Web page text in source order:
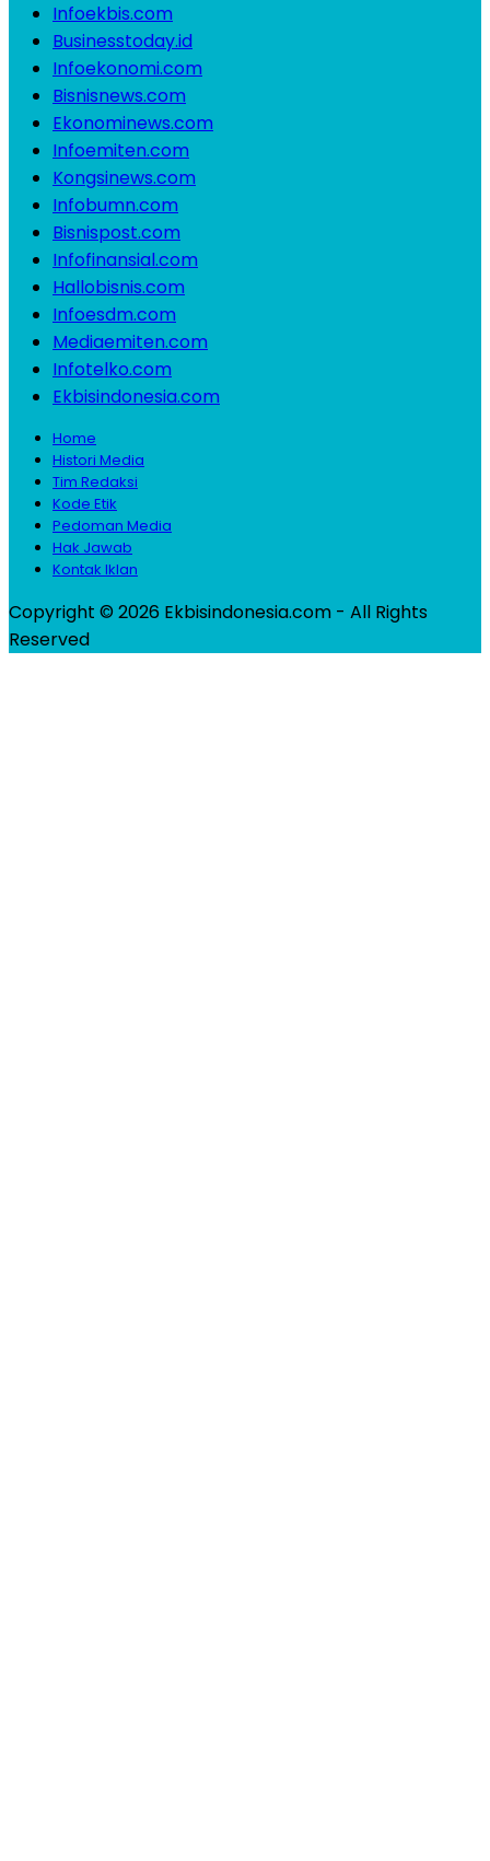
Infoekbis.com
Businesstoday.id
Infoekonomi.com
Bisnisnews.com
Ekonominews.com
Infoemiten.com
Kongsinews.com
Infobumn.com
Bisnispost.com
Infofinansial.com
Hallobisnis.com
Infoesdm.com
Mediaemiten.com
Infotelko.com
Ekbisindonesia.com
Home
Histori Media
Tim Redaksi
Kode Etik
Pedoman Media
Hak Jawab
Kontak Iklan
Copyright © 2026 Ekbisindonesia.com - All Rights
Reserved